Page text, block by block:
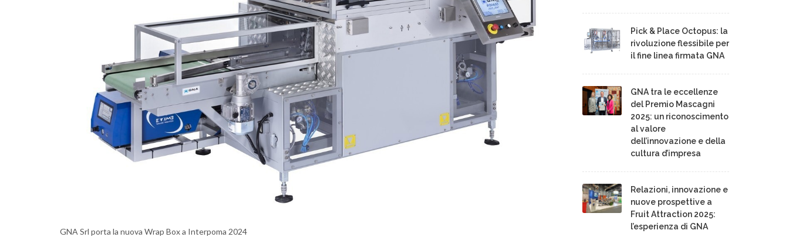
GNA Srl porta la nuova Wrap Box a Interpoma 2024
Pick & Place Octopus: la
rivoluzione flessibile per
il fine linea firmata GNA
GNA tra le eccellenze
del Premio Mascagni
2025: un riconoscimento
al valore
dell’innovazione e della
cultura d’impresa
Relazioni, innovazione e
nuove prospettive a
Fruit Attraction 2025:
l’esperienza di GNA